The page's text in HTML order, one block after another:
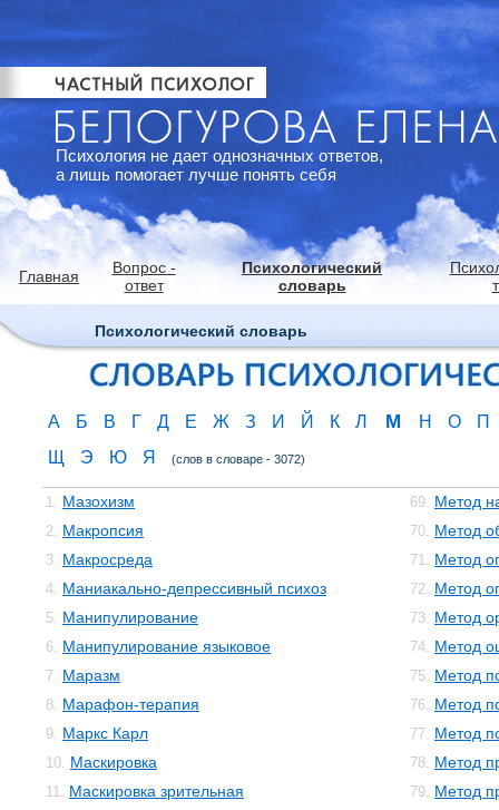
Психология не дает однозначных ответов,
а лишь помогает лучше понять себя
Главная
Вопрос -
ответ
Психологический
словарь
Психологический словарь
А Б В Г Д Е Ж З И Й К Л М Н О
П
Щ
Э Ю Я (слов в словаре - 3072)
1. Мазохизм
2. Макропсия
3. Макросреда
4. Маниакально-депрессивный психоз
5. Манипулирование
6. Манипулирование языковое
7. Маразм
8. Марафон-терапия
9. Маркс Карл
10. Маскировка
11. Маскировка зрительная
69. Метод
70. Метод
71. Метод
72. Метод
73. Метод
74. Метод
75. Метод
76. Метод
77. Метод
78. Метод
79. Метод